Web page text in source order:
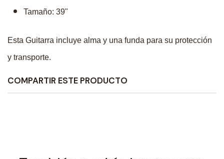
Tamaño: 39"
Esta Guitarra incluye alma y una funda para su protección
y transporte.
COMPARTIR ESTE PRODUCTO